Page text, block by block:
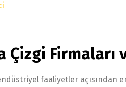
Çizgi
faaliyetler açısından